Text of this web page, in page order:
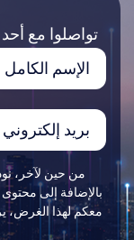
تواصلوا مع
من حين لآخر،
بالإضافة إلى
معكم لهذا الغرض،